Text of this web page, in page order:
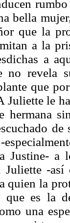
bella
que la
a la
a
no revela
que
Juliette le
hermana
Justine- a
-así
quien la
que es la
una